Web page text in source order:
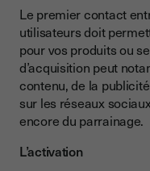
Le premier contact
utilisateurs doit
pour vos produits ou
d’acquisition peut
contenu, de la
sur les réseaux
encore du parrainage.
L’activation